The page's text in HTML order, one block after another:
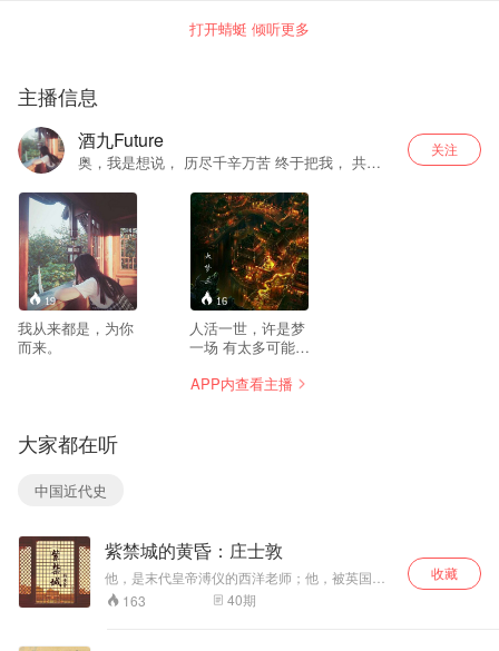
打开蜻蜓 倾听更多
主播信息
酒九Future
奥，我是想说， 历尽千辛万苦 终于把我， 共
是说， 如果你想的话。
关注
19
我从来都是，为你
而来。
16
人活一世，许是梦
一场 有太多可能了
美丽、或有趣 若只
看”他们。
APP内查看主播
大家都在听
中国近代史
紫禁城的黄昏：庄士敦
他，是末代皇帝溥仪的西洋老师；他，被英国宗
教界抨击为“英国的叛徒”。 他，描绘了紫禁城内
令人憧憬的生活图景；他，记录了外国人眼中近
163 40期
收藏